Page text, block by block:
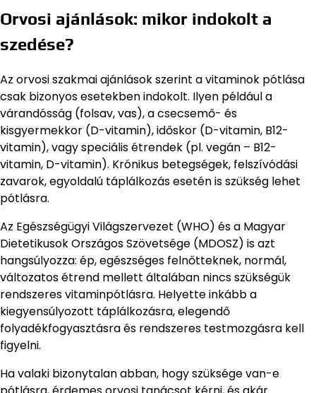
Orvosi ajánlások: mikor indokolt a
szedése?
Az orvosi szakmai ajánlások szerint a vitaminok pótlása
csak bizonyos esetekben indokolt. Ilyen például a
várandósság (folsav, vas), a csecsemő- és
kisgyermekkor (D-vitamin), időskor (D-vitamin, B12-
vitamin), vagy speciális étrendek (pl. vegán – B12-
vitamin, D-vitamin). Krónikus betegségek, felszívódási
zavarok, egyoldalú táplálkozás esetén is szükség lehet
pótlásra.
Az Egészségügyi Világszervezet (WHO) és a Magyar
Dietetikusok Országos Szövetsége (MDOSZ) is azt
hangsúlyozza: ép, egészséges felnőtteknek, normál,
változatos étrend mellett általában nincs szükségük
rendszeres vitaminpótlásra. Helyette inkább a
kiegyensúlyozott táplálkozásra, elegendő
folyadékfogyasztásra és rendszeres testmozgásra kell
figyelni.
Ha valaki bizonytalan abban, hogy szüksége van-e